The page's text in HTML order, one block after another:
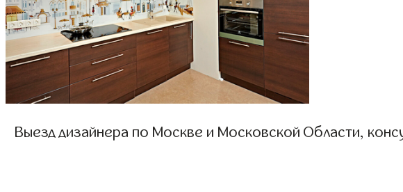
Выезд дизайнера по Москве и Московской Области,